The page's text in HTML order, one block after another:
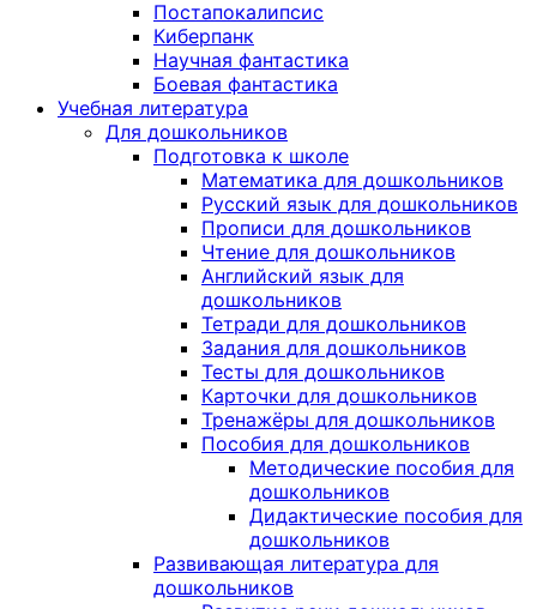
Постапокалипсис
Киберпанк
Научная фантастика
Боевая фантастика
Учебная литература
Для дошкольников
Подготовка к школе
Математика для дошкольников
Русский язык для дошкольников
Прописи для дошкольников
Чтение для дошкольников
Английский язык для
дошкольников
Тетради для дошкольников
Задания для дошкольников
Тесты для дошкольников
Карточки для дошкольников
Тренажёры для дошкольников
Пособия для дошкольников
Методические пособия для
дошкольников
Дидактические пособия для
дошкольников
Развивающая литература для
дошкольников